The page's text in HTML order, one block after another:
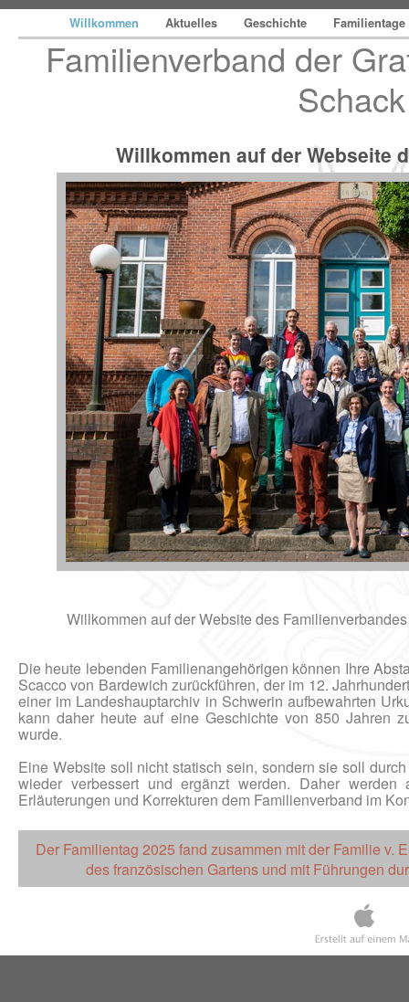
Willkommen Aktuelles Geschichte Familientage
Familienverband der
Schack
Willkommen auf der Website des
Die heute lebenden Familienangehörigen können Ihre
Scacco von Bardewich zurückführen, der im 12.
einer im Landeshauptarchiv in Schwerin aufbewahrten
kann daher heute auf eine Geschichte von 850 Jahren
wurde.
Eine Website soll nicht statisch sein, sondern sie soll
wieder verbessert und ergänzt werden. Daher
Erläuterungen und Korrekturen dem Familienverband im
Willkommen auf der Webseite
Der Familientag 2025 fand zusammen mit der Familie v.
des französischen Gartens und mit Führungen